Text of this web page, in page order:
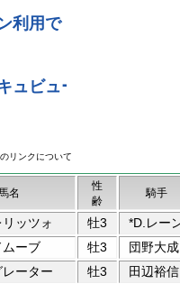
馬名
性
齢
騎手
ッツォ 牡3
*D.レー
ーブ 牡3
団野大成
ーター 牡3
田辺裕信